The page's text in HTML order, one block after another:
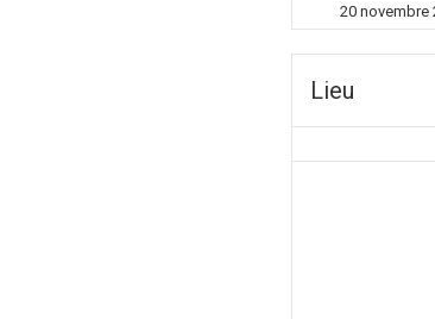
20 novembre
Lieu